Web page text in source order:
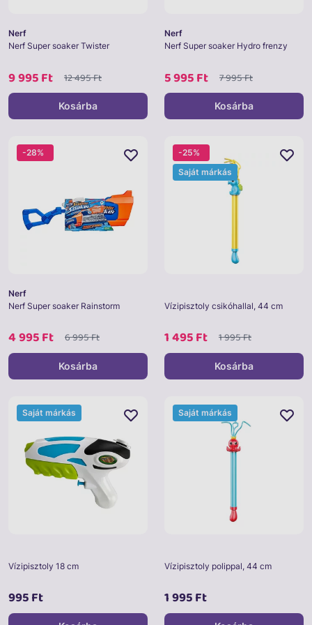
Nerf
Nerf Super soaker Twister
9 995 Ft 12 495 Ft
Kosárba
Nerf
Nerf Super soaker Hydro frenzy
5 995 Ft 7 995 Ft
Kosárba
Nerf
Nerf Super soaker Rainstorm
4 995 Ft 6 995 Ft
-28%
Kosárba
Vízipisztoly csikóhallal, 44 cm
1 495 Ft 1 995 Ft
-25%
Saját márkás
Kosárba
Vízipisztoly 18 cm
995 Ft
Saját márkás
Vízipisztoly polippal, 44 cm
1 995 Ft
Saját márkás